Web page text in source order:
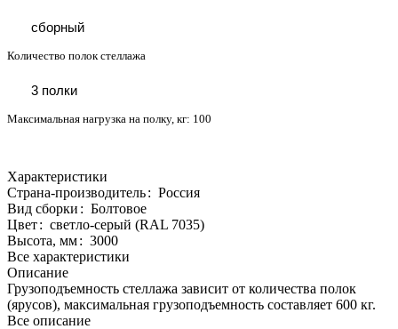
сборный
Количество полок стеллажа
3 полки
Максимальная нагрузка на полку, кг: 100
Характеристики
Страна-производитель: Россия
Вид сборки : Болтовое
Цвет: светло-серый (RAL 7035)
Высота, мм: 3000
Все характеристики
Описание
Грузоподъемность стеллажа зависит от количества полок
(ярусов), максимальная грузоподъемность составляет 600 кг.
Все описание